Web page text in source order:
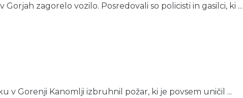
zagorelo vozilo. Posredovali so policisti in gasilci, ki ...
v Gorenji Kanomlji izbruhnil požar, ki je povsem uničil ...